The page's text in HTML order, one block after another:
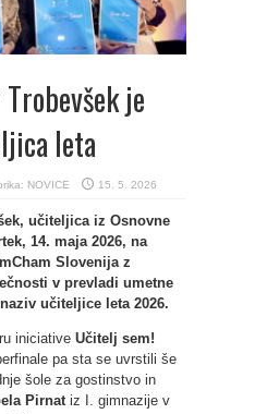
je
leta
NOVICE 15. 5. 2026
učiteljica iz Osnovne
14. maja 2026, na
Slovenija z
v prevladi umetne
učiteljice leta 2026.
iniciative Učitelj sem!
pa sta se uvrstili še
šole za gostinstvo in
Pirnat iz I. gimnazije v